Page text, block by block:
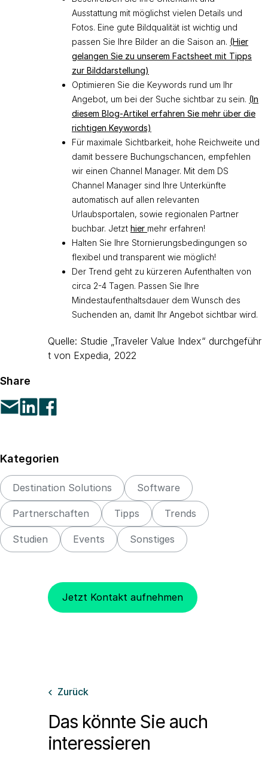
Ausstattung mit möglichst vielen Details und
Fotos. Eine gute Bildqualität ist wichtig und
passen Sie Ihre Bilder an die Saison an. (Hier
gelangen Sie zu unserem Factsheet mit Tipps
zur Bilddarstellung)
Optimieren Sie die Keywords rund um Ihr
Angebot, um bei der Suche sichtbar zu sein. (In
diesem Blog-Artikel erfahren Sie mehr über die
richtigen Keywords)
Für maximale Sichtbarkeit, hohe Reichweite und
damit bessere Buchungschancen, empfehlen
wir einen Channel Manager. Mit dem DS
Channel Manager sind Ihre Unterkünfte
automatisch auf allen relevanten
Urlaubsportalen, sowie regionalen Partner
buchbar. Jetzt hier mehr erfahren!
Halten Sie Ihre Stornierungsbedingungen so
flexibel und transparent wie möglich!
Der Trend geht zu kürzeren Aufenthalten von
circa 2-4 Tagen. Passen Sie Ihre
Mindestaufenthaltsdauer dem Wunsch des
Suchenden an, damit Ihr Angebot sichtbar wird.
Quelle: Studie „Traveler Value Index“ durchgeführ
t von Expedia, 2022
Share
Kategorien
Destination Solutions Software
Partnerschaften Tipps Trends
Studien Events Sonstiges
Jetzt Kontakt aufnehmen
 Zurück
Das könnte Sie auch
interessieren